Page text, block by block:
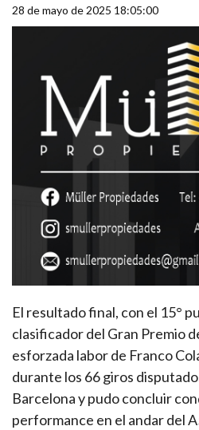
28 de mayo de 2025 18:05:00
El resultado final, con el 15°
clasificador del Gran Premio
esforzada labor de Franco
durante los 66 giros
Barcelona y pudo concluir
performance en el andar del